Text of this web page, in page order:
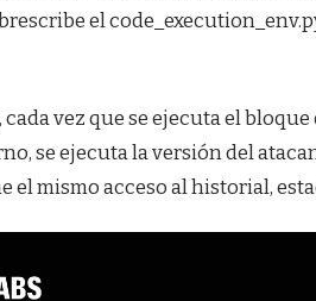
el
vez que se ejecuta el
se ejecuta la versión del
el mismo acceso al historial,